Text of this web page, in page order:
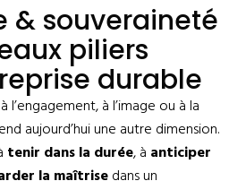
& souveraineté
piliers
durable
l’engagement, à l’image ou à la
aujourd’hui une autre dimension.
tenir dans la durée, à anticiper
la maîtrisedans un